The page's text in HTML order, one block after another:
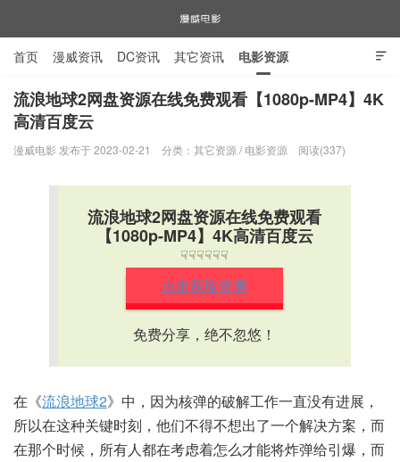
漫威电影

首页 漫威资讯 DC资讯 其它资讯 电影资源
电视剧资源 漫威图片
流浪地球2网盘资源在线免费观看【1080p-MP4】4K
高清百度云
漫威电影 发布于 2023-02-21 分类： 其它资源 / 电影资源 阅读(337)
流浪地球2网盘资源在线免费观看
【1080p-MP4】4K高清百度云
☟☟☟☟☟☟
点击获取资源
免费分享，绝不忽悠！
在《流浪地球2》中，因为核弹的破解工作一直没有进展，
所以在这种关键时刻，他们不得不想出了一个解决方案，而
在那个时候，所有人都在考虑着怎么才能将炸弹给引爆，而